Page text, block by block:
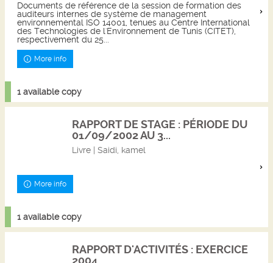
Documents de référence de la session de formation des
auditeurs internes de système de management
environnemental ISO 14001, tenues au Centre International
des Technologies de l'Environnement de Tunis (CITET),
respectivement du 25...
More info
1 available copy
RAPPORT DE STAGE : PÉRIODE DU
01/09/2002 AU 3...
Livre | Saidi, kamel
More info
1 available copy
RAPPORT D'ACTIVITÉS : EXERCICE
2004